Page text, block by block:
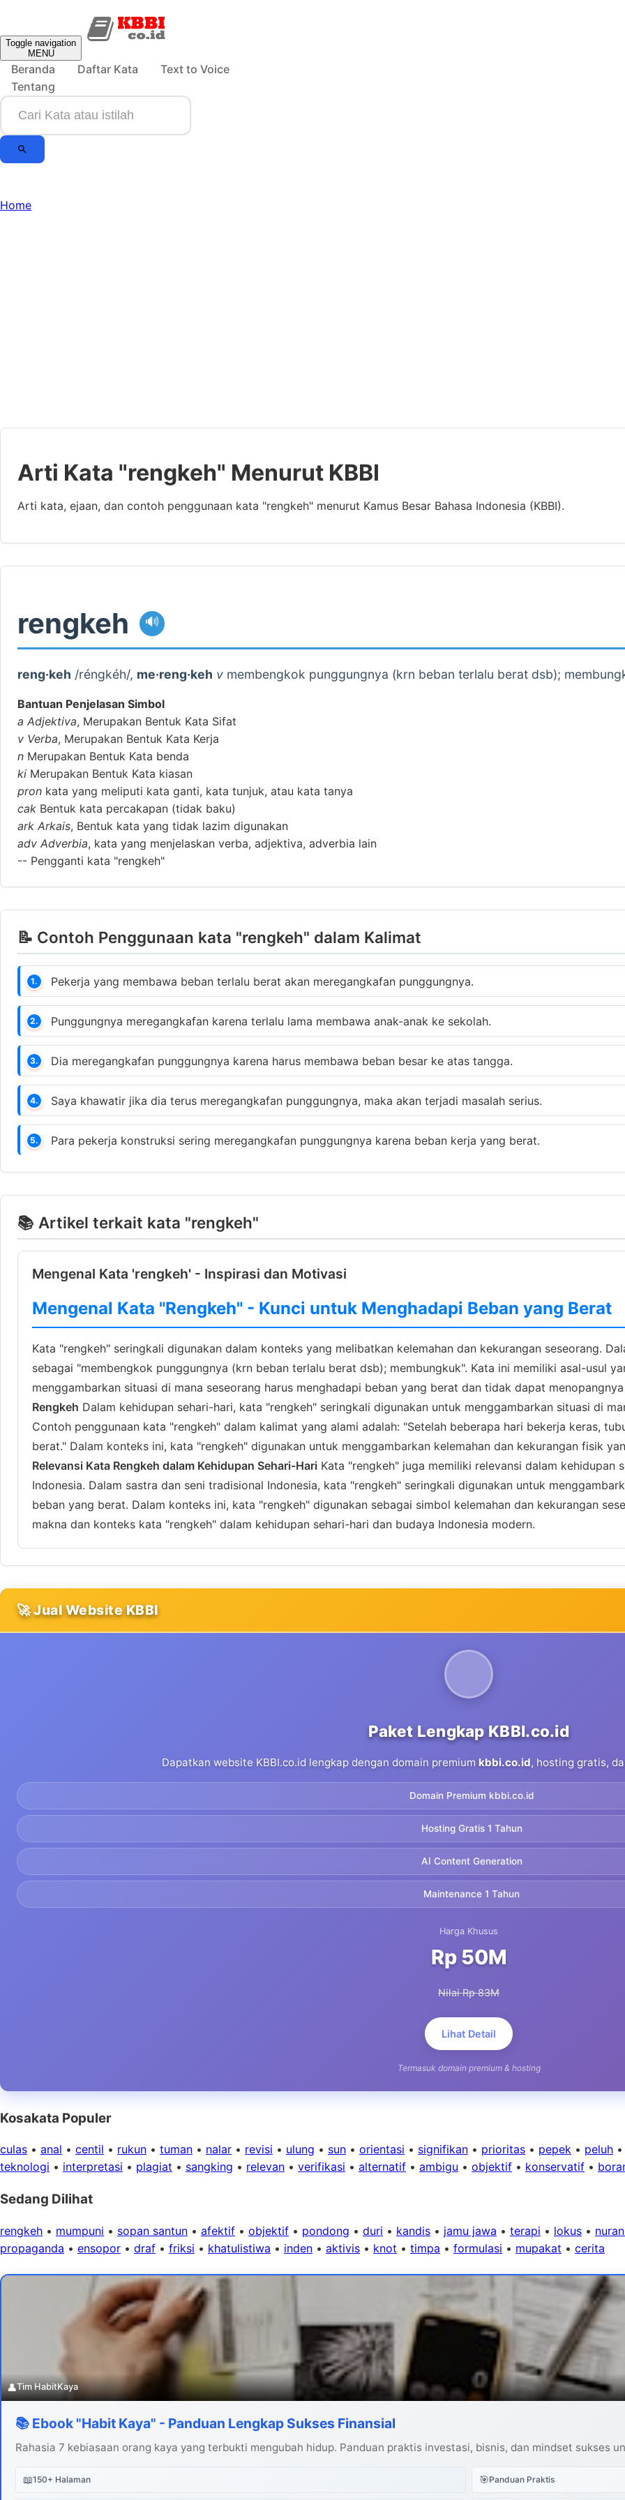
Toggle navigation
MENU
Beranda Daftar Kata
Text to Voice
Tentang
Home
Arti Kata "rengkeh" Menurut KBBI
Arti kata, ejaan, dan contoh penggunaan kata "rengkeh" menurut Kamus Besar Bahasa Indonesia (KBBI).
rengkeh 🔊
reng·keh /réngkéh/, me·reng·keh v membengkok punggungnya (krn beban terlalu berat dsb);
Bantuan Penjelasan Simbol
a Adjektiva, Merupakan Bentuk Kata Sifat
v Verba, Merupakan Bentuk Kata Kerja
n Merupakan Bentuk Kata benda
ki Merupakan Bentuk Kata kiasan
pron kata yang meliputi kata ganti, kata tunjuk, atau kata tanya
cak Bentuk kata percakapan (tidak baku)
ark Arkais, Bentuk kata yang tidak lazim digunakan
adv Adverbia, kata yang menjelaskan verba, adjektiva, adverbia lain
-- Pengganti kata "rengkeh"
📝 Contoh Penggunaan kata "rengkeh" dalam Kalimat
1. Pekerja yang membawa beban terlalu berat akan meregangkafan punggungnya.
2. Punggungnya meregangkafan karena terlalu lama membawa anak-anak ke sekolah.
3. Dia meregangkafan punggungnya karena harus membawa beban besar ke atas tangga.
4. Saya khawatir jika dia terus meregangkafan punggungnya, maka akan terjadi masalah serius.
5. Para pekerja konstruksi sering meregangkafan punggungnya karena beban kerja yang berat.
📚 Artikel terkait kata "rengkeh"
Mengenal Kata 'rengkeh' - Inspirasi dan Motivasi
Mengenal Kata "Rengkeh" - Kunci untuk Menghadapi Beban yang Berat
Kata "rengkeh" seringkali digunakan dalam konteks yang melibatkan kelemahan dan kekurangan seseorang.
sebagai "membengkok punggungnya (krn beban terlalu berat dsb); membungkuk". Kata ini memiliki asal-usul
menggambarkan situasi di mana seseorang harus menghadapi beban yang berat dan tidak dapat
Rengkeh Dalam kehidupan sehari-hari, kata "rengkeh" seringkali digunakan untuk menggambarkan situasi di
Contoh penggunaan kata "rengkeh" dalam kalimat yang alami adalah: "Setelah beberapa hari bekerja keras,
berat." Dalam konteks ini, kata "rengkeh" digunakan untuk menggambarkan kelemahan dan kekurangan fisik
Relevansi Kata Rengkeh dalam Kehidupan Sehari-Hari Kata "rengkeh" juga memiliki relevansi dalam kehidupan
Indonesia. Dalam sastra dan seni tradisional Indonesia, kata "rengkeh" seringkali digunakan untuk
beban yang berat. Dalam konteks ini, kata "rengkeh" digunakan sebagai simbol kelemahan dan kekurangan
makna dan konteks kata "rengkeh" dalam kehidupan sehari-hari dan budaya Indonesia modern.
🚀 Jual Website KBBI
Paket Lengkap KBBI.co.id
Dapatkan website KBBI.co.id lengkap dengan domain premium kbbi.co.id, hosting gratis,
Domain Premium kbbi.co.id
Hosting Gratis 1 Tahun
AI Content Generation
Maintenance 1 Tahun
Harga Khusus
Rp 50M
Nilai Rp 83M
Lihat Detail
Termasuk domain premium & hosting
Kosakata Populer
culas • anal • centil • rukun • tuman • nalar • revisi • ulung • sun • orientasi • signifikan • prioritas • pepek • peluh
teknologi • interpretasi • plagiat • sangking • relevan • verifikasi • alternatif • ambigu • objektif • konservatif •
Sedang Dilihat
rengkeh • mumpuni • sopan santun • afektif • objektif • pondong • duri • kandis • jamu jawa • terapi • lokus •
propaganda • ensopor • draf • friksi • khatulistiwa • inden • aktivis • knot • timpa • formulasi • mupakat • cerita
👤Tim HabitKaya
📚 Ebook "Habit Kaya" - Panduan Lengkap Sukses Finansial
Rahasia 7 kebiasaan orang kaya yang terbukti mengubah hidup. Panduan praktis investasi, bisnis, dan mindset sukses
📖150+ Halaman 🎯Panduan Praktis